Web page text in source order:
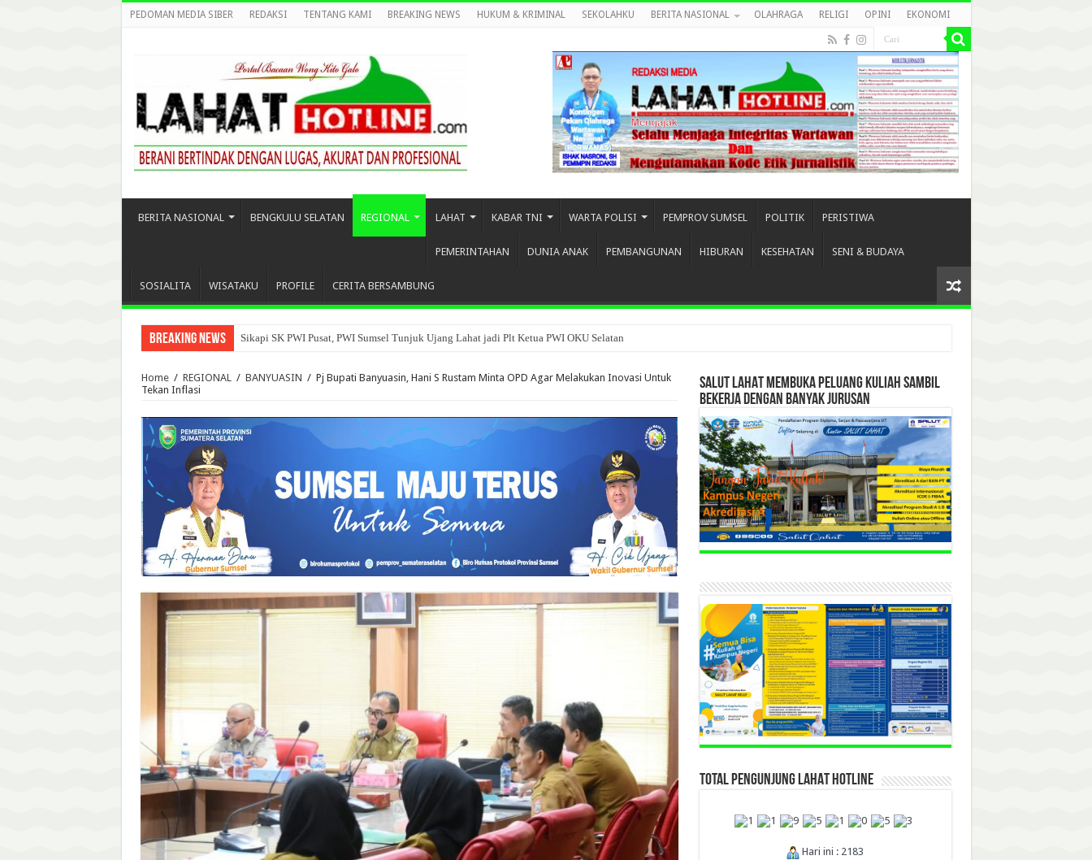
PEDOMAN MEDIA SIBER REDAKSI TENTANG KAMI BREAKING NEWS HUKUM & KRIMINAL SEKOLAHKU BERITA NASIONAL OLAHRAGA RELIGI OPINI EKONOMI
BERITA NASIONAL BENGKULU SELATAN REGIONAL LAHAT KABAR TNI WARTA POLISI PEMPROV SUMSEL POLITIK PERISTIWA
PEMERINTAHAN DUNIA ANAK PEMBANGUNAN HIBURAN KESEHATAN SENI & BUDAYA
SOSIALITA WISATAKU PROFILE CERITA BERSAMBUNG
Breaking News Sikapi SK PWI Pusat, PWI Sumsel Tunjuk Ujang Lahat jadi Plt Ketua PWI OKU Selatan
Home / REGIONAL / BANYUASIN / Pj Bupati Banyuasin, Hani S Rustam Minta OPD Agar Melakukan Inovasi Untuk
Tekan Inflasi
SALUT LAHAT MEMBUKA PELUANG KULIAH SAMBIL
BEKERJA DENGAN BANYAK JURUSAN
TOTAL PENGUNJUNG LAHAT HOTLINE
Hari ini : 2183